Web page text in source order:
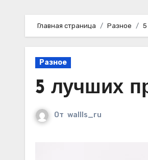
Главная страница Разное 5
Разное
5 лучших
От wallls_ru